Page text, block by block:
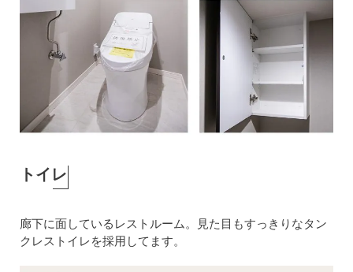
トイレ
廊下に面しているレストルーム。見た目もすっきりなタン
クレストイレを採用してます。